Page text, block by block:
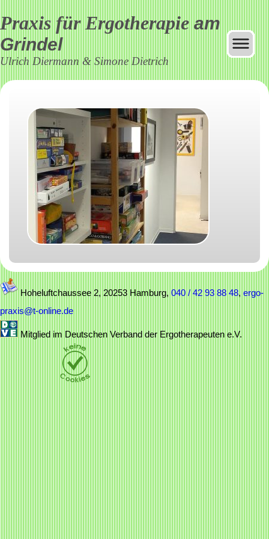
Praxis für Ergotherapie am
Grindel
Ulrich Diermann & Simone Dietrich
Hoheluftchaussee 2, 20253 Hamburg, 040 / 42 93 88 48, ergo-
praxis@t-online.de
Mitglied im Deutschen Verband der Ergotherapeuten e.V.